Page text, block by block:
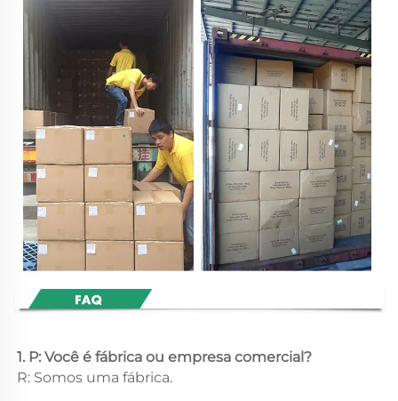
1. P: Você é fábrica ou empresa comercial?
R: Somos uma fábrica.